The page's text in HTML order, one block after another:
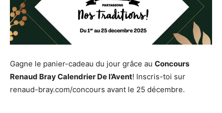
Gagne le panier-cadeau du jour grâce au Concours
Renaud Bray Calendrier De l’Avent! Inscris-toi sur
renaud-bray.com/concours avant le 25 décembre.